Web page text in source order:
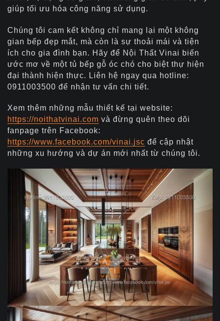
giúp tối ưu hóa công năng sử dụng.
Chúng tôi cam kết không chỉ mang lại một không
gian bếp đẹp mắt, mà còn là sự thoải mái và tiện
ích cho gia đình bạn. Hãy để Nội Thất Vinai biến
ước mơ về một tủ bếp gỗ óc chó cho biệt thự hiện
đại thành hiện thực. Liên hệ ngay qua hotline:
0911003500 để nhận tư vấn chi tiết.
Xem thêm những mẫu thiết kế tại website:
https://noithatvinai.com và đừng quên theo dõi
fanpage trên Facebook:
https://www.facebook.com/vinai.jsc để cập nhật
những xu hướng và dự án mới nhất từ chúng tôi.